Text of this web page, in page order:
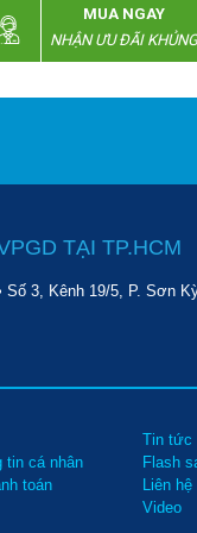
MUA NGAY
NHẬN ƯU ĐÃI
TẠI TP.HCM
Số 3, Kênh 19/5, P. Sơn
tin cá nhân
toán
Tin tức
Flash
Liên hệ
Video